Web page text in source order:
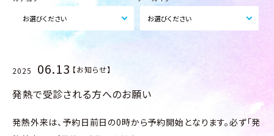
2025 06.13 【お知らせ】
発熱で受診される方へのお願い
発熱外来は、予約日前日の0時から予約開始となります。必ず「発